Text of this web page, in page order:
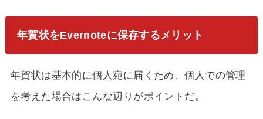
年賀状をEvernoteに保存するメリット
年賀状は基本的に個人宛に届くため、個人での管理
を考えた場合はこんな辺りがポイントだ。